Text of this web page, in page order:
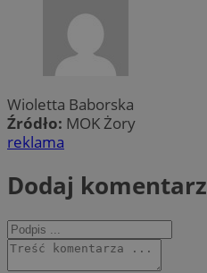
Wioletta Baborska
Źródło: MOK Żory
reklama
Dodaj komentarz